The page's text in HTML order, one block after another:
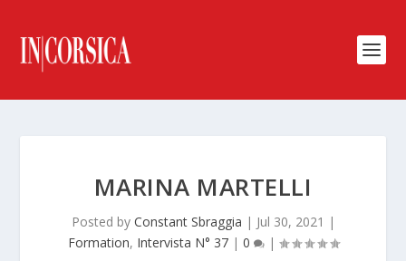
MARINA MARTELLI
Posted by Constant Sbraggia | Jul 30, 2021 |
Formation, Intervista N° 37| 0 |